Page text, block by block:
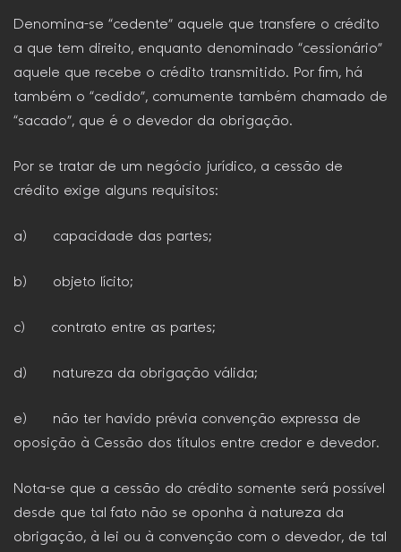
Denomina-se “cedente” aquele que transfere o crédito
a que tem direito, enquanto denominado “cessionário”
aquele que recebe o crédito transmitido. Por fim, há
também o “cedido”, comumente também chamado de
“sacado”, que é o devedor da obrigação.
Por se tratar de um negócio jurídico, a cessão de
crédito exige alguns requisitos:
a) capacidade das partes;
b) objeto lícito;
c) contrato entre as partes;
d) natureza da obrigação válida;
e) não ter havido prévia convenção expressa de
oposição à Cessão dos títulos entre credor e devedor.
Nota-se que a cessão do crédito somente será possível
desde que tal fato não se oponha à natureza da
obrigação, à lei ou à convenção com o devedor, de tal